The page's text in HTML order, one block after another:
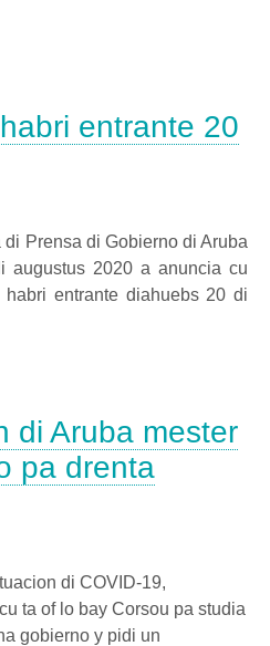
entrante 20
Prensa di Gobierno di Aruba
augustus 2020 a anuncia cu
entrante diahuebs 20 di
di Aruba mester
pa drenta
di COVID-19,
ta of lo bay Corsou pa studia
gobierno y pidi un